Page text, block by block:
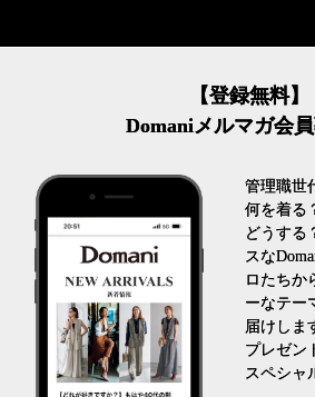
【登録無料】
Domaniメルマガ会
管理職世
何を着る
どうする
スな
ロたちか
ーなテー
届けしま
プレゼン
スペシャ